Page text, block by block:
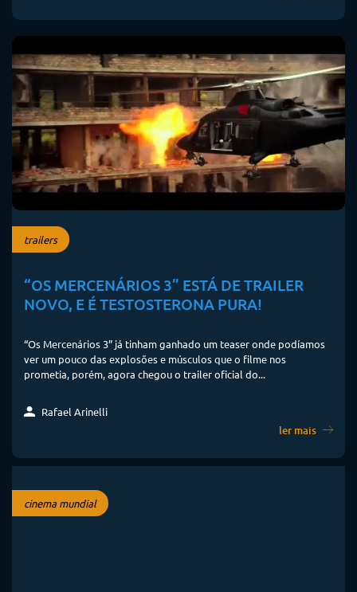
trailers
“OS MERCENÁRIOS 3” ESTÁ DE TRAILER
NOVO, E É TESTOSTERONA PURA!
“Os Mercenários 3” já tinham ganhado um teaser onde podíamos
ver um pouco das explosões e músculos que o filme nos
prometia, porém, agora chegou o trailer oficial do...
Rafael Arinelli
ler mais
cinema mundial